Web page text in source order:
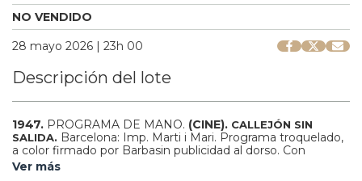
NO VENDIDO
28 mayo 2026 | 23h 00
Descripción del lote
1947. PROGRAMA DE MANO. (CINE). CALLEJÓN SIN
SALIDA. Barcelona: Imp. Marti i Mari. Programa troquelado,
a color firmado por Barbasin publicidad al dorso. Con
Humphrey Bogart y Lizabeth Scott.
Ver más